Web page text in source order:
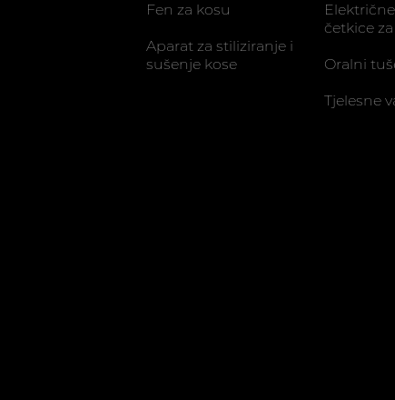
Fen za kosu
Aparat za stiliziranje i
sušenje kose
Električne
četkice
Oralni
Tjelesne